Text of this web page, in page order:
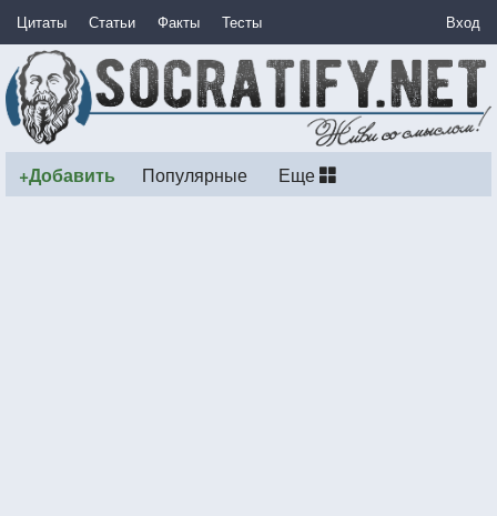
Цитаты Статьи Факты Тесты Вход
+Добавить Популярные Еще